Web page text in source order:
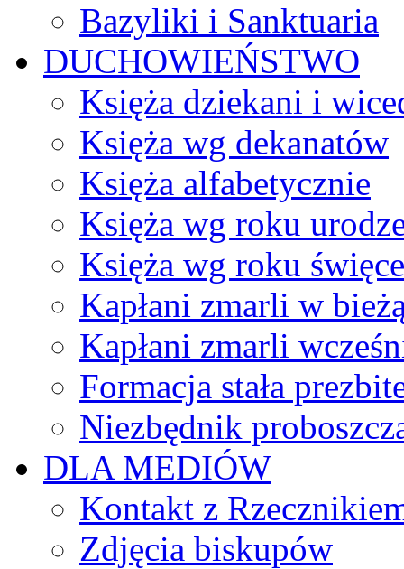
Bazyliki i Sanktuaria
DUCHOWIEŃSTWO
Księża dziekani i
Księża wg dekanatów
Księża alfabetycznie
Księża wg roku
Księża wg roku
Kapłani zmarli w
Kapłani zmarli
Formacja stała
Niezbędnik
DLA MEDIÓW
Kontakt z
Zdjęcia biskupów